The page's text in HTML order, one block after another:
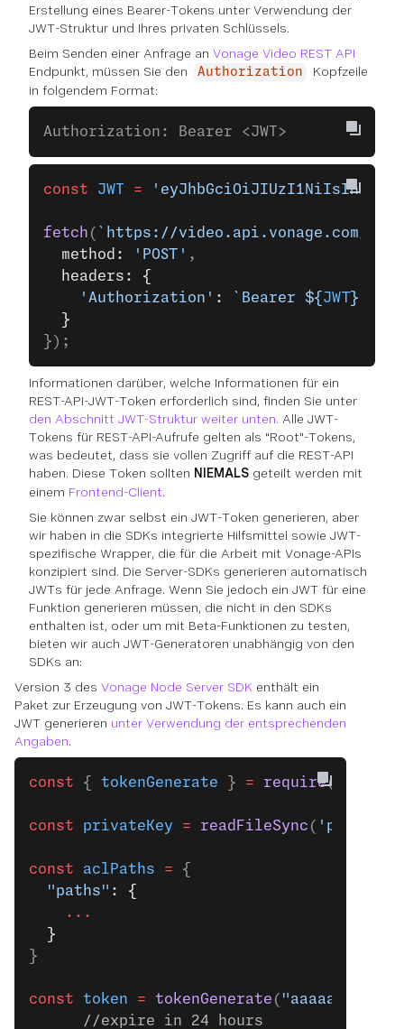
Erstellung eines Bearer-Tokens unter Verwendung der
JWT-Struktur und Ihres privaten Schlüssels.
Beim Senden einer Anfrage an Vonage Video REST API
Endpunkt, müssen Sie den
Authorization
Kopfzeile
in folgendem Format:
Authorization: Bearer <JWT>
const JWT =
fetch ( `https://video.api.vonage.com/
  method:
'POST' ,
  headers: {
    'Authorization'
: `Bearer ${ JWT}`
  }
});
Informationen darüber, welche Informationen für ein
REST-API-JWT-Token erforderlich sind, finden Sie unter
den Abschnitt JWT-Struktur weiter unten. Alle JWT-
Tokens für REST-API-Aufrufe gelten als "Root"-Tokens,
was bedeutet, dass sie vollen Zugriff auf die REST-API
haben. Diese Token sollten NIEMALS geteilt werden mit
einem Frontend-Client.
Sie können zwar selbst ein JWT-Token generieren, aber
wir haben in die SDKs integrierte Hilfsmittel sowie JWT-
spezifische Wrapper, die für die Arbeit mit Vonage-APIs
konzipiert sind. Die Server-SDKs generieren automatisch
JWTs für jede Anfrage. Wenn Sie jedoch ein JWT für eine
Funktion generieren müssen, die nicht in den SDKs
enthalten ist, oder um mit Beta-Funktionen zu testen,
bieten wir auch JWT-Generatoren unabhängig von den
SDKs an:
Version 3 des Vonage Node Server SDK enthält ein
Paket zur Erzeugung von JWT-Tokens. Es kann auch ein
JWT generieren unter Verwendung der entsprechenden
Angaben.
const { tokenGenerate } = require(
const privateKey = readFileSync ( 'path/to/
const aclPaths = {
  "paths"
: {
    ...
  }
}
const token = tokenGenerate ( "aaaaaaaa-
      //expire in 24 hours